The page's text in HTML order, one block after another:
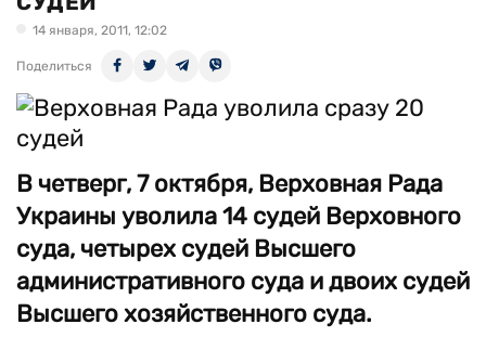
14 января, 2011, 12:02
Поделиться
В четверг, 7 октября, Верховная Рада
Украины уволила 14 судей Верховного
суда, четырех судей Высшего
административного суда и двоих судей
Высшего хозяйственного суда.